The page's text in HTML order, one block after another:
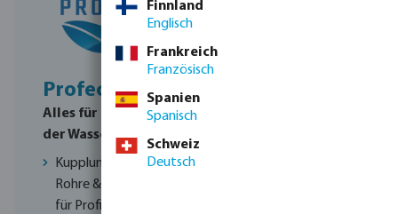
Profec
Alles für Profis in
der Wassertechnik
Kupplungen,
Rohre & Pumpen
für Profis
Finnland
Englisch
Frankreich
Französisch
Spanien
Spanisch
Schweiz
Deutsch